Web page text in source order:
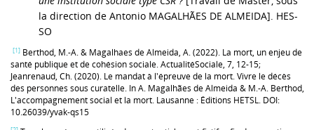
la direction de Antonio MAGALHÃES DE ALMEIDA]. HES-
SO
[1] Berthod, M.-A. & Magalhaes de Almeida, A. (2022). La mort, un enjeu de
santé publique et de cohésion sociale. ActualitéSociale, 7, 12-15;
Jeanrenaud, Ch. (2020). Le mandat à l'épreuve de la mort. Vivre le décès
des personnes sous curatelle. In A. Magalhães de Almeida & M.-A. Berthod,
L'accompagnement social et la mort. Lausanne : Éditions HETSL. DOI:
10.26039/yvak-qs15